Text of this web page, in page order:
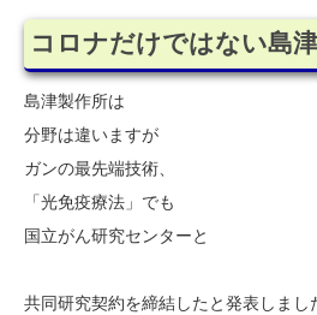
コロナだけではない島
島津製作所は
分野は違いますが
ガンの最先端技術、
「光免疫療法」でも
国立がん研究センターと
共同研究契約を締結したと発表しまし